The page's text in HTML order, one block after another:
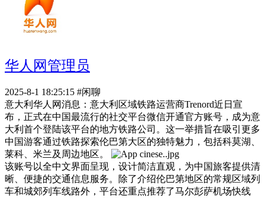
华人网管理员
2025-8-1 18:25:15 #闲聊
意大利华人网消息：意大利区域铁路运营商Trenord近日宣
布，正式在中国最流行的社交平台微信开通官方账号，成为意
大利首个登陆该平台的地方铁路公司。这一举措旨在吸引更多
中国游客通过铁路探索伦巴第大区的独特魅力，包括科莫湖、
莱科、米兰及周边地区。
该账号以全中文界面呈现，设计简洁直观，为中国旅客提供清
晰、便捷的交通信息服务。除了介绍伦巴第地区的常规区域列
车和城郊列车线路外，平台还重点推荐了马尔彭萨机场快线